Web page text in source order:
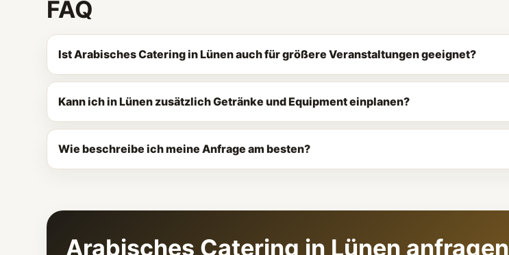
FAQ
Ist Arabisches Catering in Lünen auch für größere Veranstaltungen geeignet?
Kann ich in Lünen zusätzlich Getränke und Equipment einplanen?
Wie beschreibe ich meine Anfrage am besten?
Arabisches Catering in Lünen anfragen